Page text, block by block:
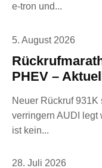
e-tron und...
5. August 2026
PHEV –
Neuer Rückruf
verringern AUDI legt
ist kein...
28. Juli 2026